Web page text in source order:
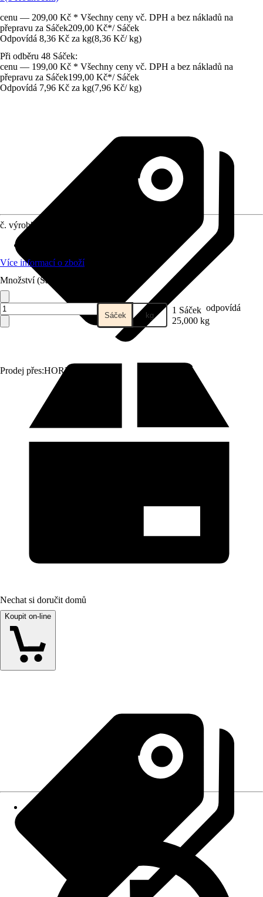
cenu — 209,00 Kč * Všechny ceny vč. DPH a bez nákladů na
přepravu za Sáček209,00 Kč*/ Sáček
Odpovídá 8,36 Kč za kg(8,36 Kč/ kg)
Při odběru 48 Sáček:
cenu — 199,00 Kč * Všechny ceny vč. DPH a bez nákladů na
přepravu za Sáček199,00 Kč*/ Sáček
Odpovídá 7,96 Kč za kg(7,96 Kč/ kg)
Prodej přes:HORNBACH
č. výrobku
Více informací o zboží
Množství (Sáček)
Sáček kg 1 Sáček odpovídá
25,000 kg
Nechat si doručit domů
Koupit on-line